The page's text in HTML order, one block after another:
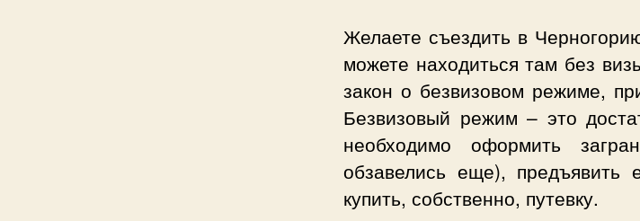
Желаете съездить в
можете находиться там без
закон о безвизовом режиме,
Безвизовый режим – это
необходимо оформить
обзавелись еще),
купить, собственно, путевку.